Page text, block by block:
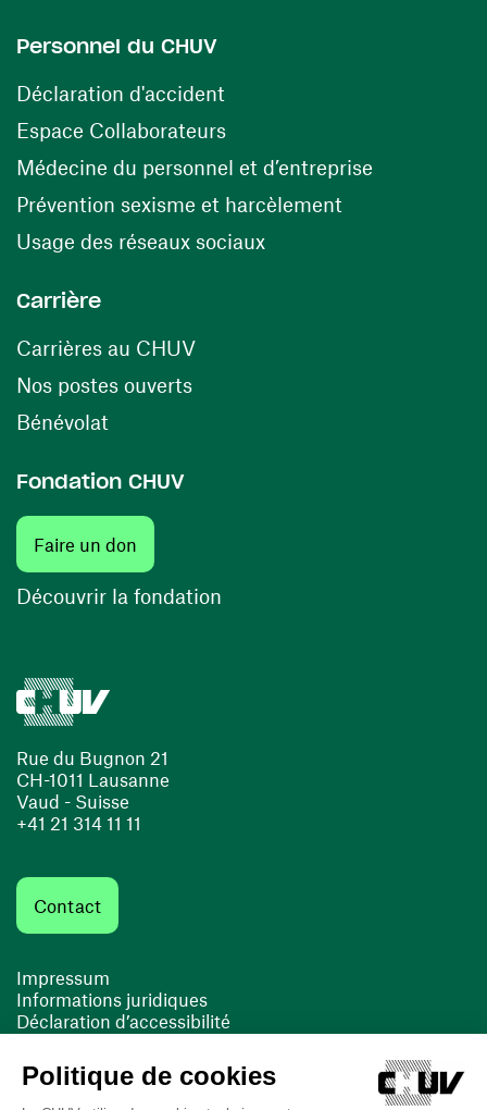
Rue du Bugnon 21
CH-1011 Lausanne
Vaud - Suisse
+41 21 314 11 11
Contact
Impressum
Informations juridiques
Déclaration d’accessibilité
Cookies
Personnel du CHUV
Déclaration d'accident
Espace Collaborateurs(ouvre une nouvelle fenêtre)
Médecine du personnel et d’entreprise
Prévention sexisme et harcèlement
Usage des réseaux sociaux(ouvre une nouvelle
Carrière
Carrières au CHUV(ouvre une nouvelle fenêtre)
Nos postes ouverts(ouvre une nouvelle fenêtre)
Bénévolat
Fondation CHUV
Faire un don
Découvrir la fondation